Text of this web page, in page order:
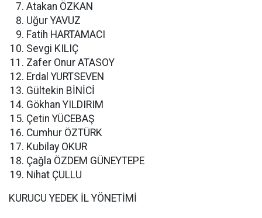
Atakan ÖZKAN
Uğur YAVUZ
Fatih HARTAMACI
Sevgi KILIÇ
Zafer Onur ATASOY
Erdal YURTSEVEN
Gültekin BİNİCİ
Gökhan YILDIRIM
Çetin YÜCEBAŞ
Cumhur ÖZTÜRK
Kubilay OKUR
Çağla ÖZDEM GÜNEYTEPE
Nihat ÇULLU
KURUCU YEDEK İL YÖNETİMİ